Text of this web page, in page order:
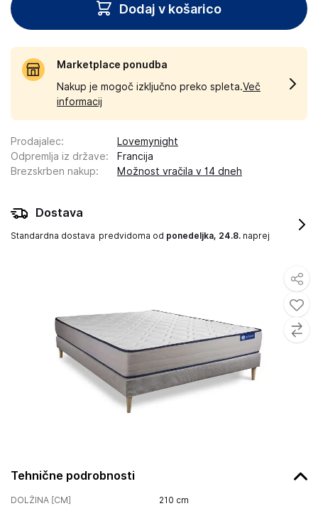
Tehnične podrobnosti
DOLŽINA [CM] 210 cm
Dodaj v košarico
Marketplace ponudba
Nakup je mogoč izključno preko spleta.Več
informacij
Prodajalec:
Lovemynight
Odpremlja iz države:
Francija
Brezskrben nakup: Možnost vračila v 14 dneh
Dostava
Standardna dostava predvidoma od ponedeljka, 24.8. naprej